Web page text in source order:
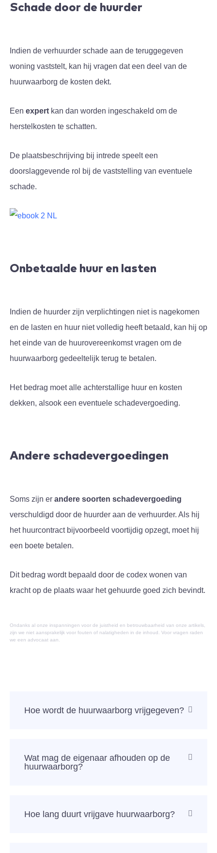
Schade door de huurder
Indien de verhuurder schade aan de teruggegeven
woning vaststelt, kan hij vragen dat een deel van de
huurwaarborg de kosten dekt.
Een expert kan dan worden ingeschakeld om de
herstelkosten te schatten.
De plaatsbeschrijving bij intrede speelt een
doorslaggevende rol bij de vaststelling van eventuele
schade.
Onbetaalde huur en lasten
Indien de huurder zijn verplichtingen niet is nagekomen
en de lasten en huur niet volledig heeft betaald, kan hij op
het einde van de huurovereenkomst vragen om de
huurwaarborg gedeeltelijk terug te betalen.
Het bedrag moet alle achterstallige huur en kosten
dekken, alsook een eventuele schadevergoeding.
Andere schadevergoedingen
Soms zijn er andere soorten schadevergoeding
verschuldigd door de huurder aan de verhuurder. Als hij
het huurcontract bijvoorbeeld voortijdig opzegt, moet hij
een boete betalen.
Dit bedrag wordt bepaald door de codex wonen van
kracht op de plaats waar het gehuurde goed zich bevindt.
Ondanks al onze inspanningen voor de juistheid en betrouwbaarheid van onze artikels,
zijn we niet aansprakelijk voor fouten of nalatigheden in de inhoud. Voor vragen raden
we een advocaat aan.
Hoe wordt de huurwaarborg vrijgegeven?
Wat mag de eigenaar afhouden op de
huurwaarborg?
Hoe lang duurt vrijgave huurwaarborg?